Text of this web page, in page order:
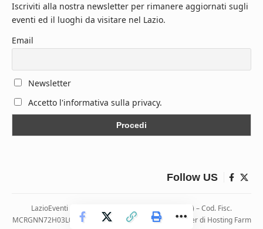
Iscriviti alla nostra newsletter per rimanere aggiornati sugli
eventi ed il luoghi da visitare nel Lazio.
Email
Newsletter
Accetto l'informativa sulla privacy.
Follow US
LazioEventi – Via Monticelli, 9 04026 Minturno (LT) – Cod. Fisc.
MCRGNN72H03L083H | Hosting ospitato presso i server di Hosting Farm